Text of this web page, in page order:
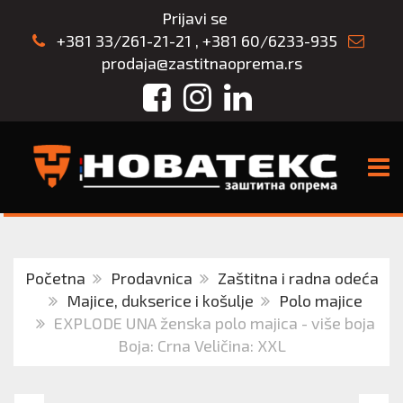
Prijavi se
+381 33/261-21-21 , +381 60/6233-935
prodaja@zastitnaoprema.rs
FacebookInstagram
LinkedIn
Početna Prodavnica
Zaštitna i radna odeća
Majice, dukserice i košulje
Polo majice
EXPLODE UNA ženska polo majica - više boja
Boja: Crna Veličina: XXL